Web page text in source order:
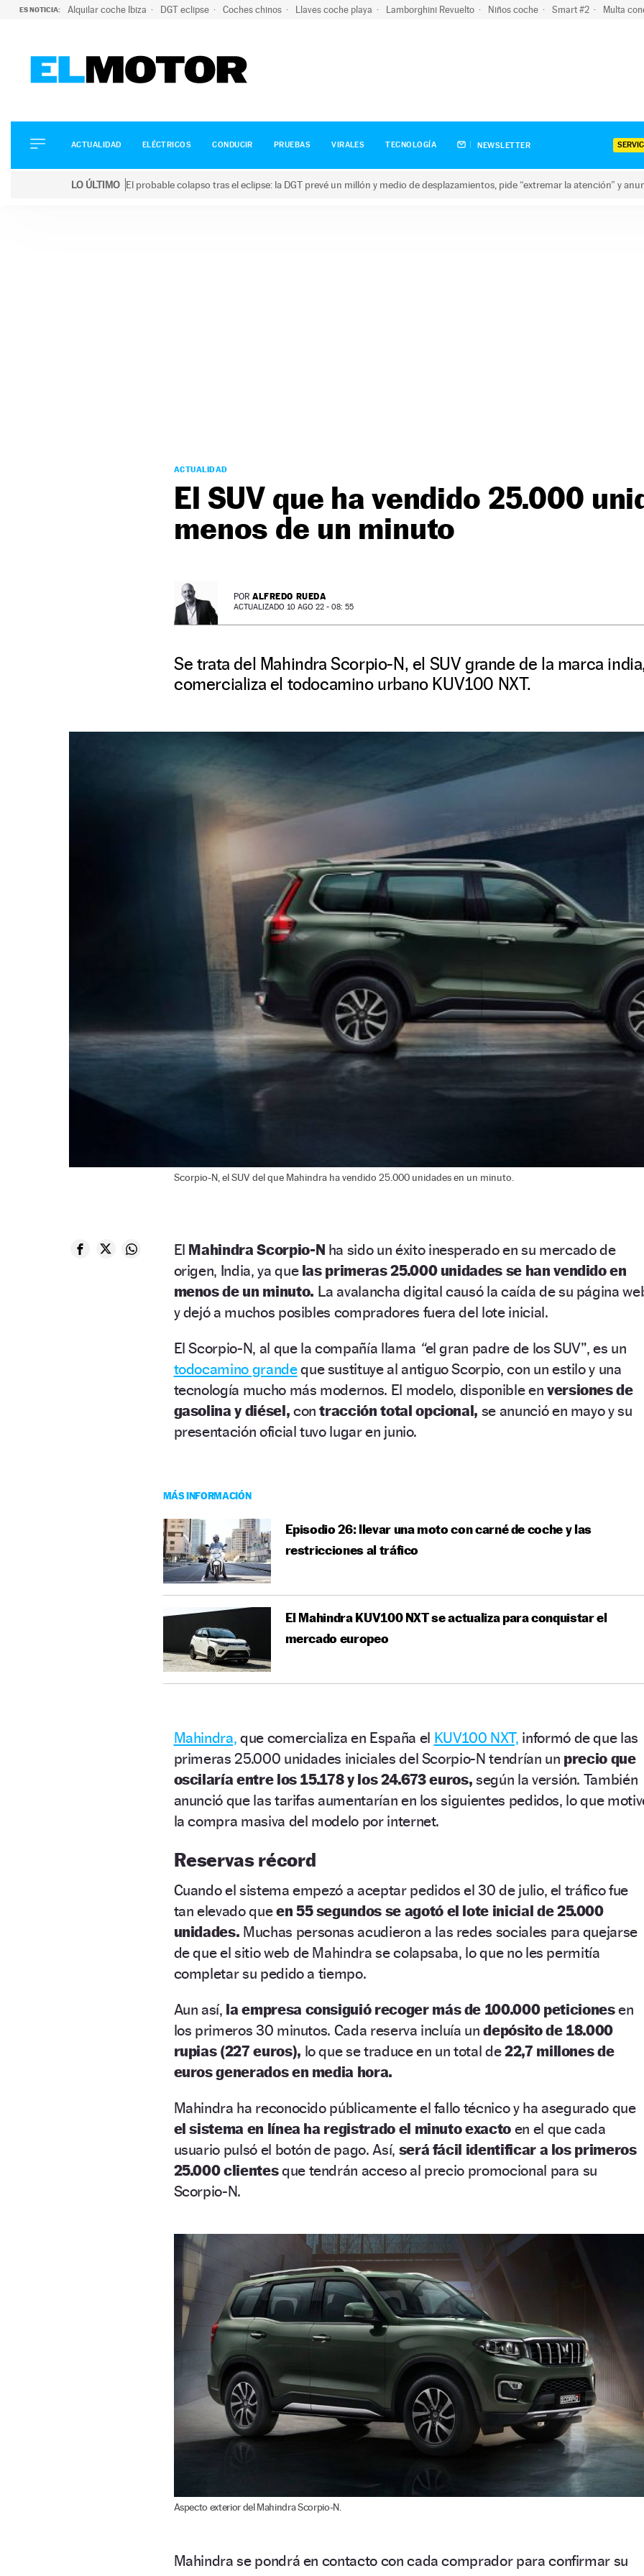
ES NOTICIA: Alquilar coche Ibiza DGT eclipse Coches chinos Llaves coche playa Lamborghini Revuelto Niños coche Smart #2 Multa
ELÉCTRICOS
CONDUCIR
ACTUALIDAD ELÉCTRICOS CONDUCIR PRUEBAS VIRALES TECNOLOGÍA NEWSLETTER
LO ÚLTIMO El probable colapso tras el eclipse: la DGT prevé un millón y medio de desplazamientos, pide “extremar la atención” y
ACTUALIDAD
El SUV que ha vendido 25.000
menos de un minuto
POR ALFREDO RUEDA
ACTUALIZADO 10 AGO 22 - 08: 55
Se trata del Mahindra Scorpio-N, el SUV grande de la marca
comercializa el todocamino urbano KUV100 NXT.
Scorpio-N, el SUV del que Mahindra ha vendido 25.000 unidades en un minuto.
El Mahindra Scorpio-N ha sido un éxito inesperado en su mercado de
origen, India, ya quelas primeras 25.000 unidades se han vendido en
menos de un minuto. La avalancha digital causó la caída de su página
y dejó a muchos posibles compradores fuera del lote inicial.
El Scorpio-N, al que la compañía llama “el gran padre de los SUV”, es un
todocamino grandeque sustituye al antiguo Scorpio, con un estilo y una
tecnología mucho más modernos. El modelo, disponible en versiones de
gasolina y diésel, contracción total opcional, se anunció en mayo y su
presentación oficial tuvo lugar en junio.
MÁS INFORMACIÓN
Episodio 26: llevar una moto con carné de coche y las
restricciones al tráfico
El Mahindra KUV100 NXT se actualiza para conquistar el
mercado europeo
Mahindra, que comercializa en España el KUV100 NXT, informó de que las
primeras 25.000 unidades iniciales del Scorpio-N tendrían un precio que
oscilaría entre los 15.178 y los 24.673 euros, según la versión. También
anunció que las tarifas aumentarían en los siguientes pedidos, lo que
la compra masiva del modelo por internet.
Reservas récord
Cuando el sistema empezó a aceptar pedidos el 30 de julio, el tráfico fue
tan elevado queen 55 segundos se agotó el lote inicial de 25.000
unidades. Muchas personas acudieron a las redes sociales para quejarse
de que el sitio web de Mahindra se colapsaba, lo que no les permitía
completar su pedido a tiempo.
Aun así, la empresa consiguió recoger más de 100.000 peticionesen
los primeros 30 minutos. Cada reserva incluía undepósito de 18.000
rupias (227 euros), lo que se traduce en un total de22,7 millones de
euros generados en media hora.
Mahindra ha reconocido públicamente el fallo técnico y ha asegurado que
el sistema en línea ha registrado el minuto exacto en el que cada
usuario pulsó el botón de pago. Así, será fácil identificar a los primeros
25.000 clientesque tendrán acceso al precio promocional para su
Scorpio-N.
Aspecto exterior del Mahindra Scorpio-N.
Mahindra se pondrá en contacto con cada comprador para confirmar su